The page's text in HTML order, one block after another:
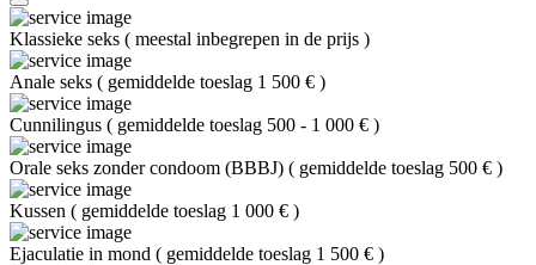
Klassieke seks ( meestal inbegrepen in de prijs )
Anale seks ( gemiddelde toeslag 1 500 € )
Cunnilingus ( gemiddelde toeslag 500 - 1 000 € )
Orale seks zonder condoom (BBBJ) ( gemiddelde toeslag 500 € )
Kussen ( gemiddelde toeslag 1 000 € )
Ejaculatie in mond ( gemiddelde toeslag 1 500 € )